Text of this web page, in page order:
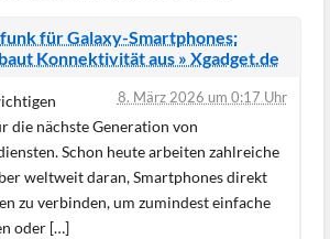
für Galaxy-Smartphones:
Konnektivität aus » Xgadget.de
8. März 2026 um 0:17 Uhr
die nächste Generation von
Schon heute arbeiten zahlreiche
weltweit daran, Smartphones direkt
zu verbinden, um zumindest einfache
oder […]